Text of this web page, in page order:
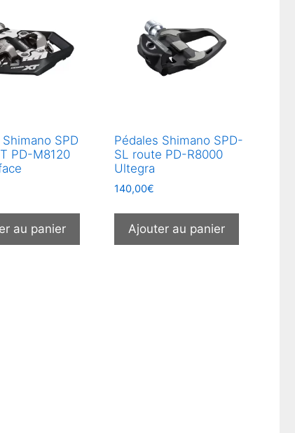
SPD
PD-M8120
au panier
Pédales Shimano SPD-
SL route PD-R8000
Ultegra
140,00€
Ajouter au panier